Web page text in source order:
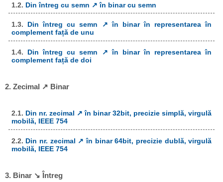
1.2. Din întreg cu semn ↗ în binar cu semn
1.3. Din întreg cu semn ↗ în binar în representarea în
complement față de unu
1.4. Din întreg cu semn ↗ în binar în representarea în
complement față de doi
2. Zecimal ↗ Binar
2.1. Din nr. zecimal ↗ în binar 32bit, precizie simplă, virgulă
mobilă, IEEE 754
2.2. Din nr. zecimal ↗ în binar 64bit, precizie dublă, virgulă
mobilă, IEEE 754
3. Binar ↘ Întreg